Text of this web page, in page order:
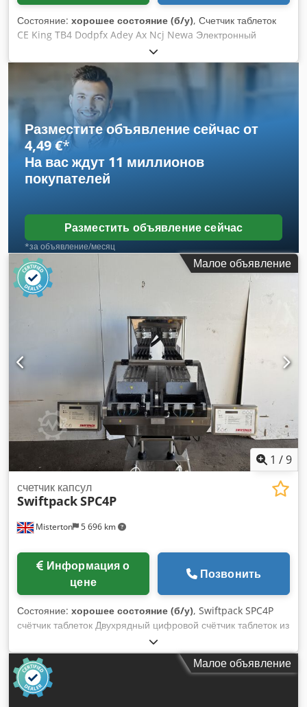
Состояние: хорошее состояние (б/у), Счетчик таблеток
CE King TB4 Dodpfx Adey Ax Ncj Newa Электронный
счетчик таблеток или капсул из нержавеющей стали,
двухканальный, загрузочный бункер с верхней крышкой и
регулировкой частоты вибрации подачи продукта на
загрузочный лоток, установлен на пластинчатом цепном
конвейере 3000мм x 100мм, наполняет до 30 контейнеров
в минуту, 3-фазное питание.
Разместите объявление сейчас от
4,49 €*
На вас ждут 11 миллионов
покупателей
Разместить объявление сейчас
*за объявление/месяц
Малое объявление
1 /9
Misterton 5 696 km
счетчик капсул
SwiftpackSPC4P
цене
Позвонить
Состояние: хорошее состояние (б/у), Swiftpack SPC4P
счётчик таблеток Двухрядный цифровой счётчик таблеток из
нержавеющей стали, предназначенный для высокоточного
подсчёта таблеток и капсул, ранее использовался для
наполнения как пластиковых, так и стеклянных бутылок.
Dwedpfxjy Ax Ils Ad Nea
Малое объявление